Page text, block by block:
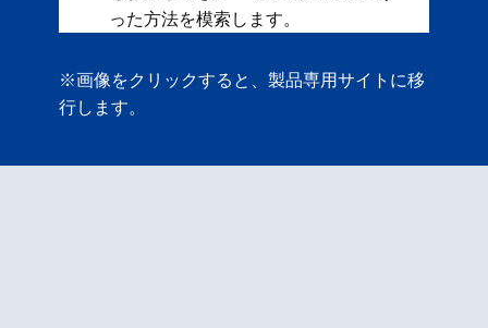
った方法を模索します。
※画像をクリックすると、製品専用サイトに移
行します。